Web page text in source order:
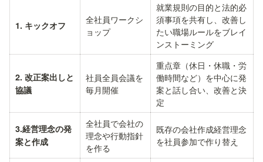
1. キックオフ
全社員ワークシ
ョップ
就業規則の目的と法的必
須事項を共有し、改善し
たい職場ルールをブレイ
ンストーミング
2. 改正案出しと
協議
社員全員会議を
毎月開催
重点章（休日・休職・労
働時間など）を中心に発
案と話し合い、改善と決
定
3.経営理念の発
案と作成
全社員で会社の
理念や行動指針
を作る
既存の会社作成経営理念
を社員参加で作り替え